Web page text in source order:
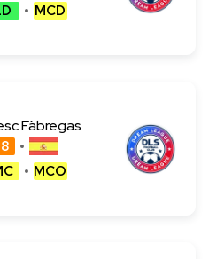
MCD
Fàbregas
MCO